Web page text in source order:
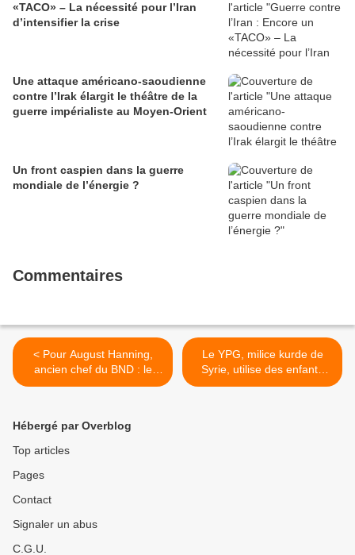
«TACO» – La nécessité pour l’Iran
d’intensifier la crise
Une attaque américano-saoudienne
contre l’Irak élargit le théâtre de la
guerre impérialiste au Moyen-Orient
Un front caspien dans la guerre
mondiale de l’énergie ?
Commentaires
< Pour August Hanning,
ancien chef du BND : le
projet de redécoupage du
Le YPG, milice kurde de
Syrie, utilise des enfants
soldats >
Hébergé par Overblog
Top articles
Pages
Contact
Signaler un abus
C.G.U.